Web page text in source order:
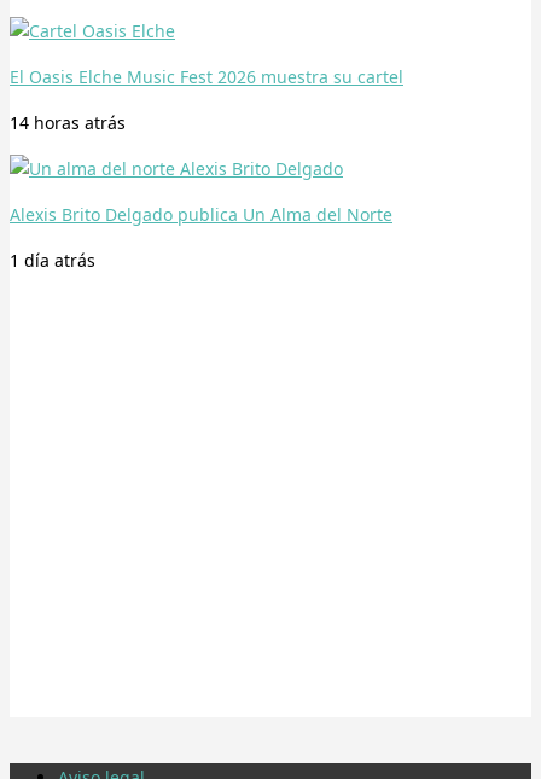
El Oasis Elche Music Fest 2026 muestra su cartel
14 horas atrás
Alexis Brito Delgado publica Un Alma del Norte
1 día atrás